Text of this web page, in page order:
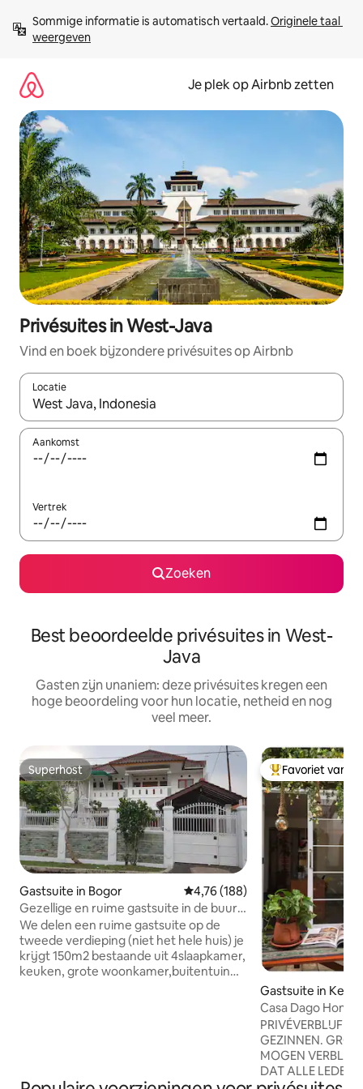
direct
naar
Sommige informatie is automatisch vertaald. Originele taal
weergeven
Je plek op Airbnb zetten
Privésuites in West-Java
Vind en boek bijzondere privésuites op Airbnb
Locatie
Wanneer er resultaten beschikbaar zijn, maak je een keuze
Aankomst
Vertrek
Zoeken
Best beoordeelde privésuites in West-
Java
Gasten zijn unaniem: deze privésuites kregen een
hoge beoordeling voor hun locatie, netheid en nog
veel meer.
Superhost
Superhost
Gastsuite in Bogor Gemiddelde beoordeling van
4,76 (188)
Gezellige en ruime gastsuite in de buurt
van Kbn Raya & TrainSt
We delen een ruime gastsuite op de
tweede verdieping (niet het hele huis) je
krijgt 150m2 bestaande uit 4slaapkamer,
keuken, grote woonkamer,buitentuin
winkelcentrum en de markt. Gezellig,
Topfavoriet van
Favoriet van
Gastsuite in
long
Casa Dago Homy
Strategische
PRIVÉVERBLIJF
GEZINNEN.
MOGEN
DAT ALLE LEDEN